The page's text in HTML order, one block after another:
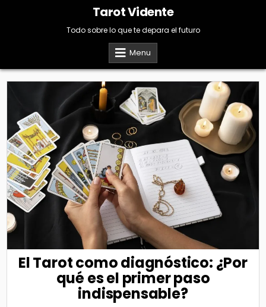
Tarot Vidente
Todo sobre lo que te depara el futuro
Menu
El Tarot como diagnóstico: ¿Por
qué es el primer paso
indispensable?